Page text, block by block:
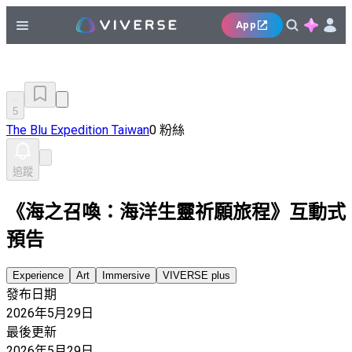
App
5
The Blu Expedition Taiwan0 粉絲
追蹤
《海之召喚：海洋生靈祈願旅程》互動式
預告
Experience Art Immersive VIVERSE plus
發布日期
2026年5月29日
最後更新